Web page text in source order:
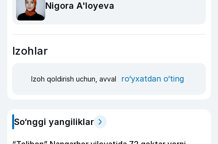
Nigora A'loyeva
Izohlar
Izoh qoldirish uchun, avval ro‘yxatdan o‘ting
So‘nggi yangiliklar